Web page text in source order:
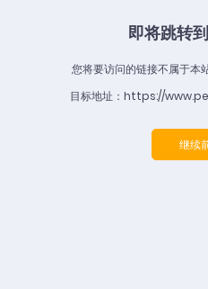
即将跳转
您将要访问的链接不属于本
目标地址：https://
继续